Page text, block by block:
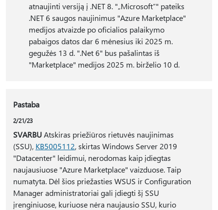
atnaujinti versiją į .NET 8. "„Microsoft“" pateiks
.NET 6 saugos naujinimus "Azure Marketplace"
medijos atvaizde po oficialios palaikymo
pabaigos datos dar 6 mėnesius iki 2025 m.
gegužės 13 d. ".Net 6" bus pašalintas iš
"Marketplace" medijos 2025 m. birželio 10 d.
Pastaba
2/21/23
SVARBUAtskiras priežiūros rietuvės naujinimas
(SSU), KB5005112, skirtas Windows Server 2019
"Datacenter" leidimui, nerodomas kaip įdiegtas
naujausiuose "Azure Marketplace" vaizduose. Taip
numatyta. Dėl šios priežasties WSUS ir Configuration
Manager administratoriai gali įdiegti šį SSU
įrenginiuose, kuriuose nėra naujausio SSU, kurio